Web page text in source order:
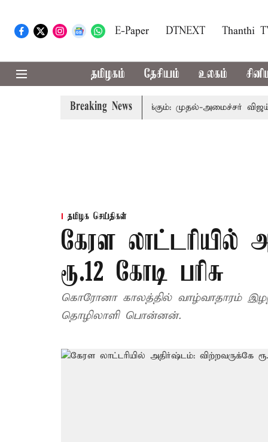
E-Paper DTNEXT Thanthi
தமிழகம் தேசியம் உலகம்
Breaking News
தொகுதி மறுவரையறை பாதிக்கும்: முதல்-அமைச்சர் விஜய்
தமிழக செய்திகள்
கேரள லாட்டரியில்
ரூ.12 கோடி பரிசு
கொரோனா காலத்தில் வாழ்வாதாரம்
தொழிலாளி பொன்னன்.